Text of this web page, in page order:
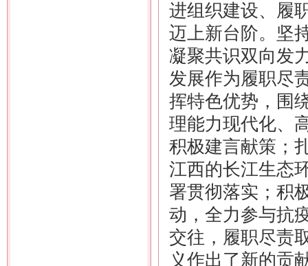
进组织建设、履
迈上新台阶。坚
凝聚共识双向发
发展作为履职尽
挥特色优势，围
理能力现代化、
积极建言献策；
江西的长江生态
署贯彻落实；积
动，全力参与抗
交往，履职尽责
义作出了新的贡